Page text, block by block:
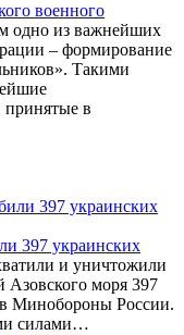
военного
одно из важнейших
– формирование
Такими
принятые в
397 украинских
и уничтожили
Азовского моря 397
Минобороны России.
силами…